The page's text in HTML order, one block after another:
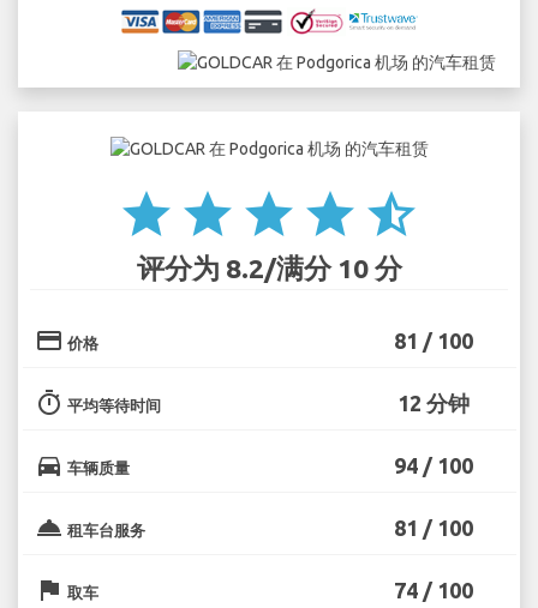
star star star star star_half
评分为 8.2/满分 10 分
credit_card 价格 81 / 100
timer 平均等待时间 12 分钟
directions_car 车辆质量 94 / 100
room_service 租车台服务 81 / 100
flag 取车 74 / 100